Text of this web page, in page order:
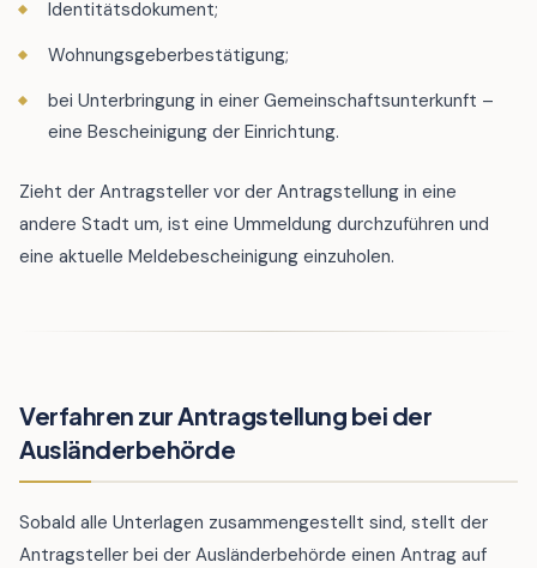
Identitätsdokument;
Wohnungsgeberbestätigung;
bei Unterbringung in einer Gemeinschaftsunterkunft –
eine Bescheinigung der Einrichtung.
Zieht der Antragsteller vor der Antragstellung in eine
andere Stadt um, ist eine Ummeldung durchzuführen und
eine aktuelle Meldebescheinigung einzuholen.
Verfahren zur Antragstellung bei der
Ausländerbehörde
Sobald alle Unterlagen zusammengestellt sind, stellt der
Antragsteller bei der Ausländerbehörde einen Antrag auf